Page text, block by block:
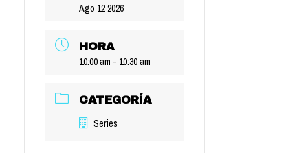
Ago 12 2026
HORA
10:00 am - 10:30 am
CATEGORÍA
Series